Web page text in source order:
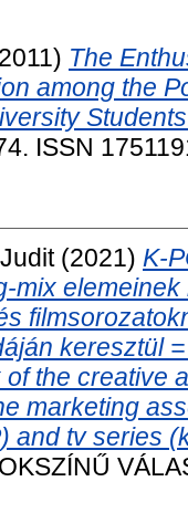
The
among the
ISSN
(2021) K-
mix
keresztül
the creative
marketing
and tv series